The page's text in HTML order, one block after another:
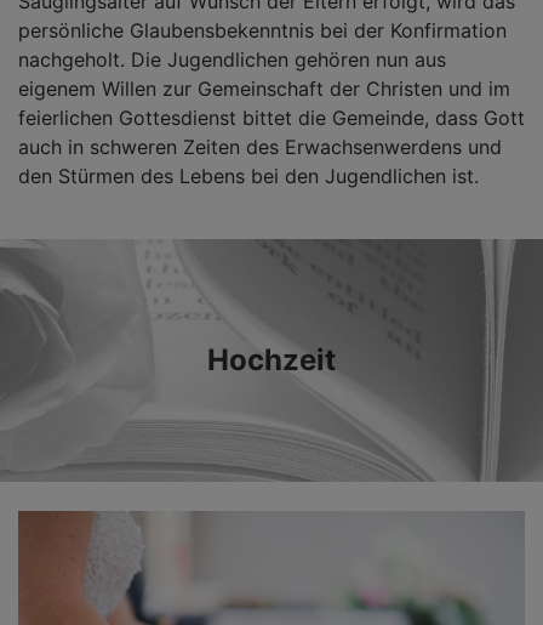
persönliche Glaubensbekenntnis bei der Konfirmation
nachgeholt. Die Jugendlichen gehören nun aus
eigenem Willen zur Gemeinschaft der Christen und im
feierlichen Gottesdienst bittet die Gemeinde, dass Gott
auch in schweren Zeiten des Erwachsenwerdens und
den Stürmen des Lebens bei den Jugendlichen ist.
Hochzeit